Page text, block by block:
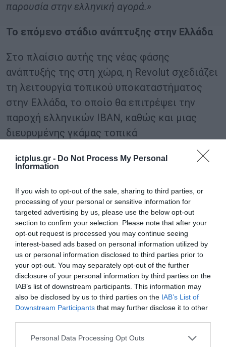
ictplus.gr - Do Not Process My Personal
Information
If you wish to opt-out of the sale, sharing to third parties, or
processing of your personal or sensitive information for
targeted advertising by us, please use the below opt-out
section to confirm your selection. Please note that after your
opt-out request is processed you may continue seeing
interest-based ads based on personal information utilized by
us or personal information disclosed to third parties prior to
your opt-out. You may separately opt-out of the further
disclosure of your personal information by third parties on the
IAB’s list of downstream participants. This information may
also be disclosed by us to third parties on the IAB’s List of
Downstream Participants that may further disclose it to other
Please note that this website/app uses one or more Google
Personal Data Processing Opt Outs
παρουσία στην ελληνική αγορά.»
Το επόμενο στάδιο ανάπτυξης στην Ελλάδα
Στο πλαίσιο αυτής της νέας φάσης
ανάπτυξής της στη χώρα, η Revolut σχεδιάζει
τη λειτουργία τοπικού υποκαταστήματος
στην Ελλάδα, το οποίο θα επιτρέψει την
παροχή ελληνικών IBAN, καθώς και μιας
διευρυμένης γκάμας τοπικά
προσαρμοσμένων τραπεζικών υπηρεσιών. Η
εξέλιξη αυτή αναμένεται να ενισχύσει
καθημερινού τραπεζικού συνεργάτη για
ιδιώτες και επιχειρήσεις.
Παράλληλα, η εταιρεία συνεχίζει να επενδύει
στο τοπικό οικοσύστημα μέσα από
συνεργασίες με κορυφαίες ελληνικές
εταιρείες, όπως οι Skroutz, efood, Public και
Plaisio. Μέσω της ενσωμάτωσης του Revolut
Pay στη διαδικασία ολοκλήρωσης αγοράς
των συνεργαζόμενων επιχειρήσεων, η
εταιρεία συμβάλλει στην περαιτέρω